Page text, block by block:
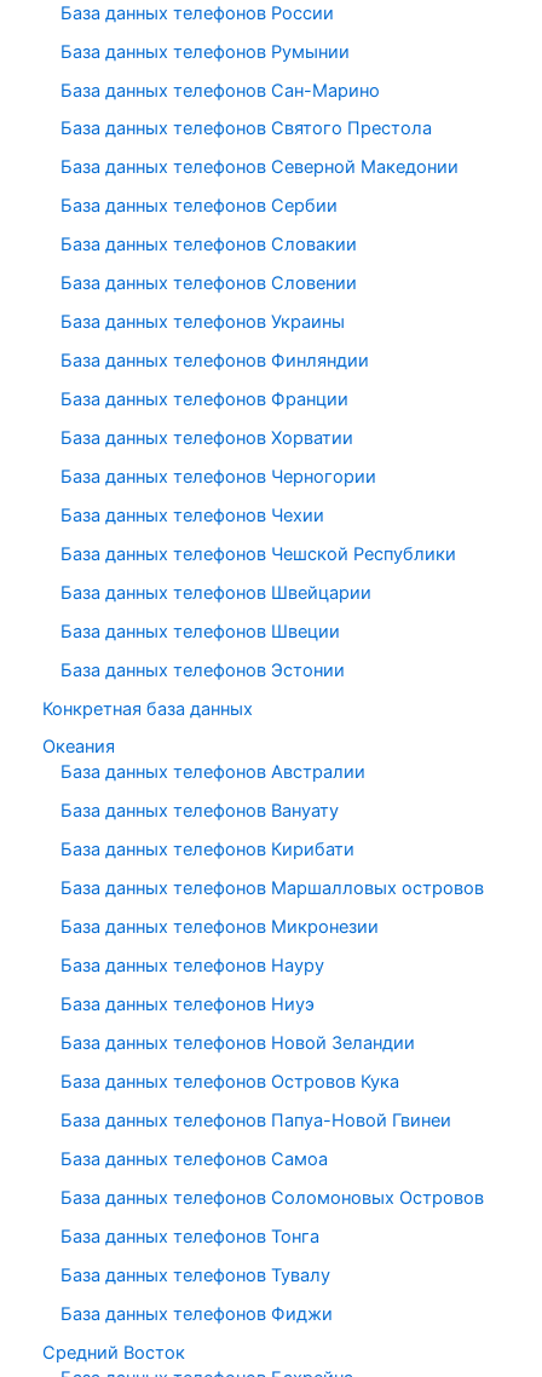
База данных телефонов России
База данных телефонов Румынии
База данных телефонов Сан-Марино
База данных телефонов Святого Престола
База данных телефонов Северной Македонии
База данных телефонов Сербии
База данных телефонов Словакии
База данных телефонов Словении
База данных телефонов Украины
База данных телефонов Финляндии
База данных телефонов Франции
База данных телефонов Хорватии
База данных телефонов Черногории
База данных телефонов Чехии
База данных телефонов Чешской Республики
База данных телефонов Швейцарии
База данных телефонов Швеции
База данных телефонов Эстонии
Конкретная база данных
Океания
База данных телефонов Австралии
База данных телефонов Вануату
База данных телефонов Кирибати
База данных телефонов Маршалловых островов
База данных телефонов Микронезии
База данных телефонов Науру
База данных телефонов Ниуэ
База данных телефонов Новой Зеландии
База данных телефонов Островов Кука
База данных телефонов Папуа-Новой Гвинеи
База данных телефонов Самоа
База данных телефонов Соломоновых Островов
База данных телефонов Тонга
База данных телефонов Тувалу
База данных телефонов Фиджи
Средний Восток